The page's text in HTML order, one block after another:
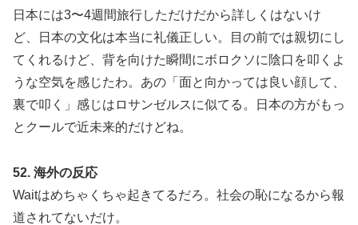
日本には3〜4週間旅行しただけだから詳しくはないけ
ど、日本の文化は本当に礼儀正しい。目の前では親切にし
てくれるけど、背を向けた瞬間にボロクソに陰口を叩くよ
うな空気を感じたわ。あの「面と向かっては良い顔して、
裏で叩く」感じはロサンゼルスに似てる。日本の方がもっ
とクールで近未来的だけどね。
52. 海外の反応
Waitはめちゃくちゃ起きてるだろ。社会の恥になるから報
道されてないだけ。